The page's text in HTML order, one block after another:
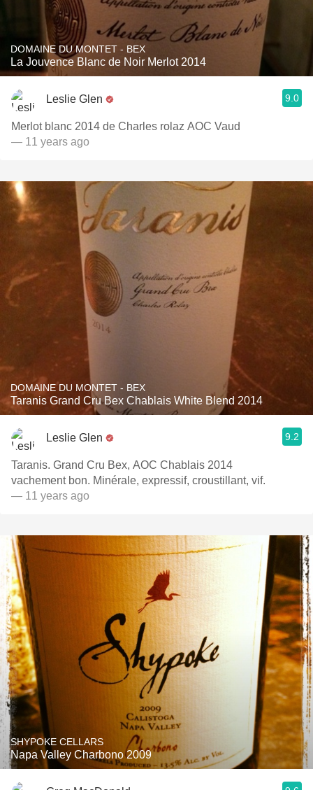
DOMAINE DU MONTET - BEX
La Jouvence Blanc de Noir Merlot 2014
Leslie Glen 9.0
Merlot blanc 2014 de Charles rolaz AOC Vaud
— 11 years ago
DOMAINE DU MONTET - BEX
Taranis Grand Cru Bex Chablais White Blend 2014
Leslie Glen 9.2
Taranis. Grand Cru Bex, AOC Chablais 2014
vachement bon. Minérale, expressif, croustillant, vif.
— 11 years ago
SHYPOKE CELLARS
Napa Valley Charbono 2009